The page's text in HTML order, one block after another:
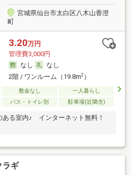
宮城県仙台市太白区八木山香澄
町
3.20万円
管理費3,000円
なし
なし
2階 / ワンルーム（19.8m2）
敷金なし
一人暮らし
バス・トイレ別 駐車場(近隣含)
ある室内♪ インターネット無料！
ラギ